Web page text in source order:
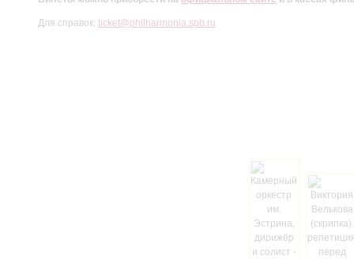
Для справок: ticket@philharmonia.spb.ru